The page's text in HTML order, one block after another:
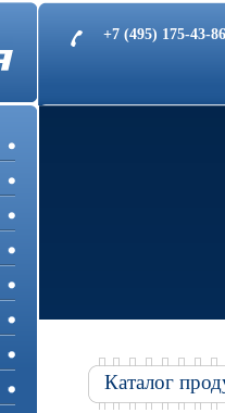
+7 (495) 175-43-
Каталог